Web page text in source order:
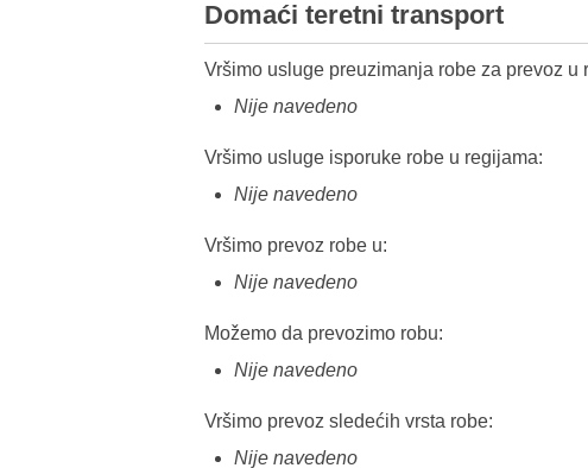
Domaći teretni transport
Vršimo usluge preuzimanja robe za prevoz u
Nije navedeno
Vršimo usluge isporuke robe u regijama:
Nije navedeno
Vršimo prevoz robe u:
Nije navedeno
Možemo da prevozimo robu:
Nije navedeno
Vršimo prevoz sledećih vrsta robe:
Nije navedeno